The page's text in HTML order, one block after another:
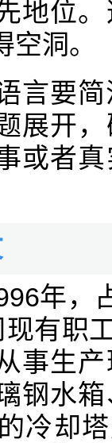
地位
洞。
言要
展开
或者
年，
有职
事生
钢水
冷却